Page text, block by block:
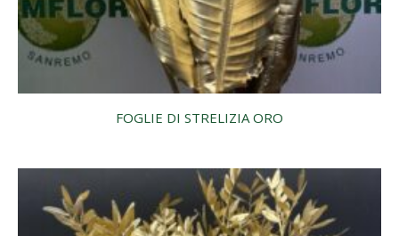
FOGLIE DI STRELIZIA ORO